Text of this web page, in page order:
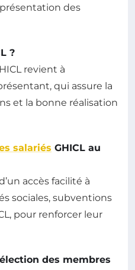
des
?
revient à
qui assure la
et la bonne réalisation
salariés GHICL au
accès facilité à
sociales, subventions
pour renforcer leur
des membres